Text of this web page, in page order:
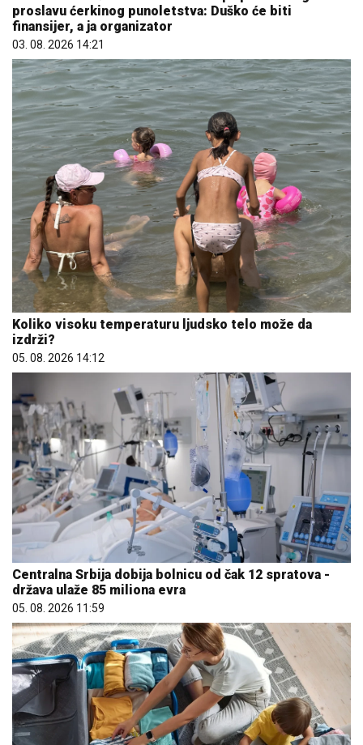
proslavu ćerkinog punoletstva: Duško će biti
finansijer, a ja organizator
03. 08. 2026 14:21
Koliko visoku temperaturu ljudsko telo može da
izdrži?
05. 08. 2026 14:12
Centralna Srbija dobija bolnicu od čak 12 spratova -
država ulaže 85 miliona evra
05. 08. 2026 11:59